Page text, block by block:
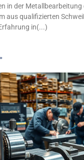
in der Metallbearbeitung
aus qualifizierten
in(...)